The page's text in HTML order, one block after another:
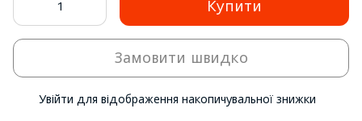
Купити
Замовити швидко
Увійти для відображення накопичувальної знижки